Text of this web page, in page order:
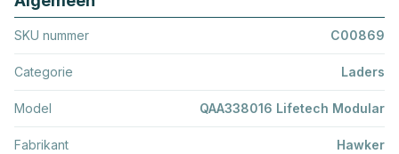
SKU nummer C00869
Categorie Laders
Model QAA338016 Lifetech Modular
Fabrikant Hawker